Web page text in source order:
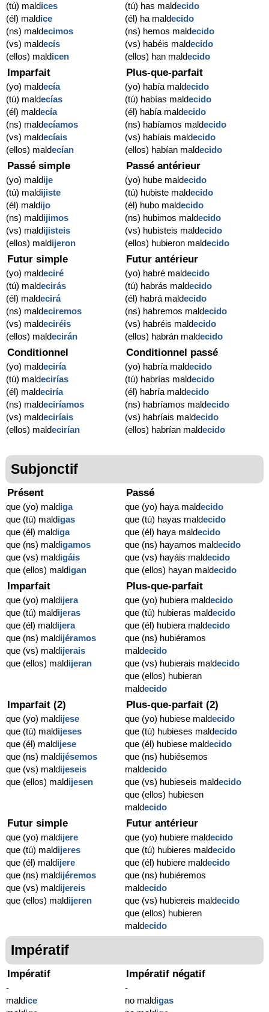
(tú) maldices
(él) maldice
(ns) maldecimos
(vs) maldecís
(ellos) maldicen
(tú) has maldecido
(él) ha maldecido
(ns) hemos maldecido
(vs) habéis maldecido
(ellos) han maldecido
Imparfait
(yo) maldecía
(tú) maldecías
(él) maldecía
(ns) maldecíamos
(vs) maldecíais
(ellos) maldecían
Plus-que-parfait
(yo) había maldecido
(tú) habías maldecido
(él) había maldecido
(ns) habíamos maldecido
(vs) habíais maldecido
(ellos) habían maldecido
Passé simple
(yo) maldije
(tú) maldijiste
(él) maldijo
(ns) maldijimos
(vs) maldijisteis
(ellos) maldijeron
Passé antérieur
(yo) hube maldecido
(tú) hubiste maldecido
(él) hubo maldecido
(ns) hubimos maldecido
(vs) hubisteis maldecido
(ellos) hubieron maldecido
Futur simple
(yo) maldeciré
(tú) maldecirás
(él) maldecirá
(ns) maldeciremos
(vs) maldeciréis
(ellos) maldecirán
Futur antérieur
(yo) habré maldecido
(tú) habrás maldecido
(él) habrá maldecido
(ns) habremos maldecido
(vs) habréis maldecido
(ellos) habrán maldecido
Conditionnel
(yo) maldeciría
(tú) maldecirías
(él) maldeciría
(ns) maldeciríamos
(vs) maldeciríais
(ellos) maldecirían
Conditionnel passé
(yo) habría maldecido
(tú) habrías maldecido
(él) habría maldecido
(ns) habríamos maldecido
(vs) habríais maldecido
(ellos) habrían maldecido
Subjonctif
Présent
que (yo) maldiga
que (tú) maldigas
que (él) maldiga
que (ns) maldigamos
que (vs) maldigáis
que (ellos) maldigan
Passé
que (yo) haya maldecido
que (tú) hayas maldecido
que (él) haya maldecido
que (ns) hayamos maldecido
que (vs) hayáis maldecido
que (ellos) hayan maldecido
Imparfait
que (yo) maldijera
que (tú) maldijeras
que (él) maldijera
que (ns) maldijéramos
que (vs) maldijerais
que (ellos) maldijeran
Plus-que-parfait
que (yo) hubiera maldecido
que (tú) hubieras maldecido
que (él) hubiera maldecido
que (ns) hubiéramos
maldecido
que (vs) hubierais maldecido
que (ellos) hubieran
maldecido
Imparfait (2)
que (yo) maldijese
que (tú) maldijeses
que (él) maldijese
que (ns) maldijésemos
que (vs) maldijeseis
que (ellos) maldijesen
Plus-que-parfait (2)
que (yo) hubiese maldecido
que (tú) hubieses maldecido
que (él) hubiese maldecido
que (ns) hubiésemos
maldecido
que (vs) hubieseis maldecido
que (ellos) hubiesen
maldecido
Futur simple
que (yo) maldijere
que (tú) maldijeres
que (él) maldijere
que (ns) maldijéremos
que (vs) maldijereis
que (ellos) maldijeren
Futur antérieur
que (yo) hubiere maldecido
que (tú) hubieres maldecido
que (él) hubiere maldecido
que (ns) hubiéremos
maldecido
que (vs) hubiereis maldecido
que (ellos) hubieren
maldecido
Impératif
Impératif
-
maldice
Impératif négatif
-
no maldigas